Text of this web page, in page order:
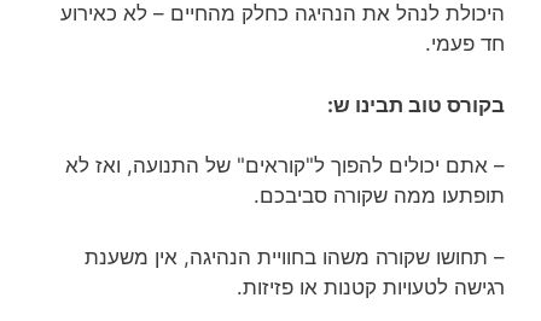
היכולת לנהל את הנהיגה כחלק מהחיים – לא כאירוע
חד פעמי.
בקורס טוב תבינו ש:
– אתם יכולים להפוך ל"קוראים" של התנועה, ואז לא
תופתעו ממה שקורה סביבכם.
– תחושו שקורה משהו בחוויית הנהיגה, אין משענת
רגישה לטעויות קטנות או פזיזות.